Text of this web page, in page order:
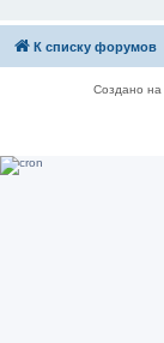
К списку форумов
Создано на